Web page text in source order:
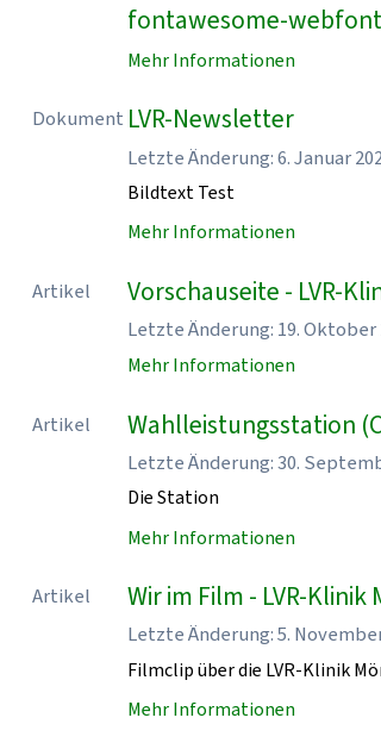
fontawesome-
Mehr Informationen
Dokument LVR-Newsletter
Letzte Änderung: 6. Januar
Bildtext Test
Mehr Informationen
Artikel Vorschauseite - LVR-
Letzte Änderung: 19. Oktober
Mehr Informationen
Artikel Wahlleistungsstation
Letzte Änderung: 30.
Die Station
Mehr Informationen
Artikel Wir im Film - LVR-
Letzte Änderung: 5.
Filmclip über die LVR-Klinik
Mehr Informationen